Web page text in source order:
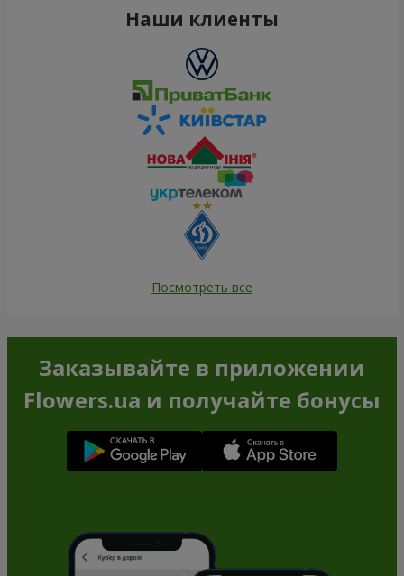
Наши клиенты
Посмотреть все
Заказывайте в приложении
Flowers.ua и получайте бонусы